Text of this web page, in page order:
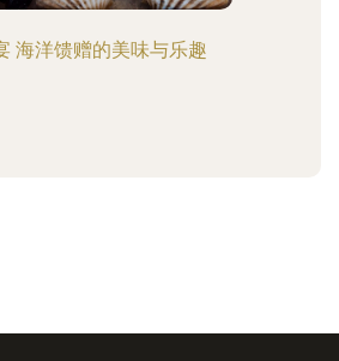
海洋馈赠的美味与乐趣